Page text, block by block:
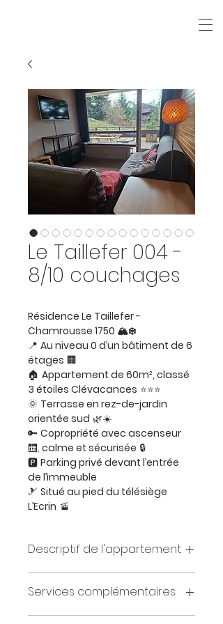
Le Taillefer 004 -
8/10 couchages
Résidence Le Taillefer -
Chamrousse 1750 🏔️❄️
📍 Au niveau 0 d’un bâtiment de 6
étages 🏢
🏠 Appartement de 60m², classé
3 étoiles Clévacances ⭐⭐⭐
🌞 Terrasse en rez-de-jardin
orientée sud 🌿☀️
🔑 Copropriété avec ascenseur
🛗, calme et sécurisée 🔒
🅿️ Parking privé devant l’entrée
de l’immeuble
🎿 Situé au pied du télésiège
L’Ecrin 🚡
Descriptif de l'appartement
9m2 donnant sur la
Services complémentaires